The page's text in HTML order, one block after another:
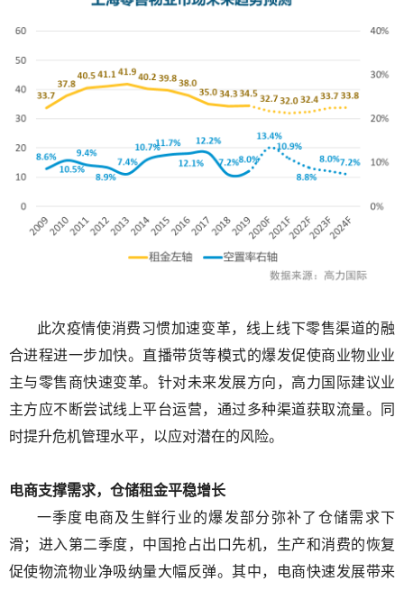
此次疫情使消费习惯加速变革，线上线下零售渠道的融
合进程进一步加快。直播带货等模式的爆发促使商业物业业
主与零售商快速变革。针对未来发展方向，高力国际建议业
主方应不断尝试线上平台运营，通过多种渠道获取流量。同
时提升危机管理水平，以应对潜在的风险。
电商支撑需求，仓储租金平稳增长
一季度电商及生鲜行业的爆发部分弥补了仓储需求下
滑；进入第二季度，中国抢占出口先机，生产和消费的恢复
促使物流物业净吸纳量大幅反弹。其中，电商快速发展带来